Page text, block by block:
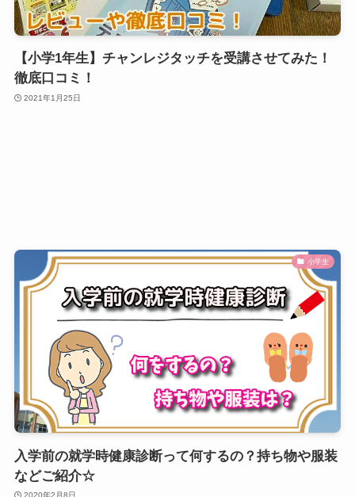
【小学1年生】チャンレジタッチを受講させてみた！
徹底口コミ！
2021年1月25日
小学生
入学前の就学時健康診断って何するの？持ち物や服装
などご紹介☆
2020年2月8日